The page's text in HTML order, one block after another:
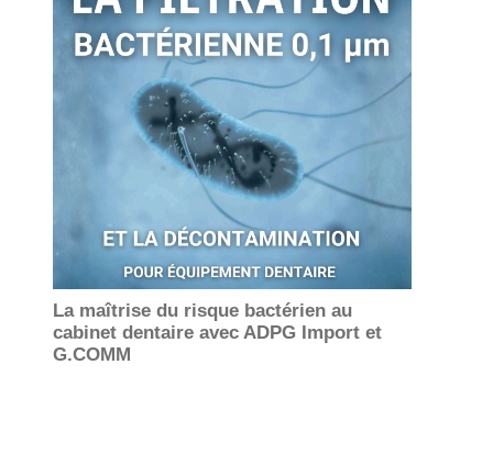
La maîtrise du risque bactérien au
cabinet dentaire avec ADPG Import et
G.COMM